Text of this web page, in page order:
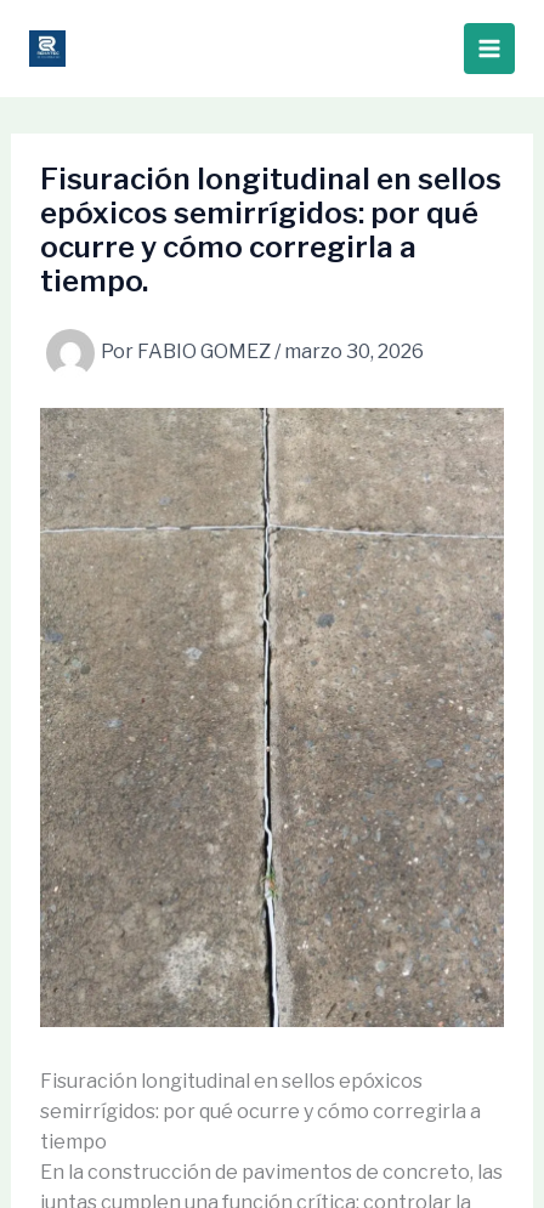
contenido
Fisuración longitudinal en sellos
epóxicos semirrígidos: por qué
ocurre y cómo corregirla a
tiempo.
Por FABIO GOMEZ/marzo 30, 2026
Fisuración longitudinal en sellos epóxicos
semirrígidos: por qué ocurre y cómo corregirla a
tiempo
En la construcción de pavimentos de concreto, las
juntas cumplen una función crítica: controlar la